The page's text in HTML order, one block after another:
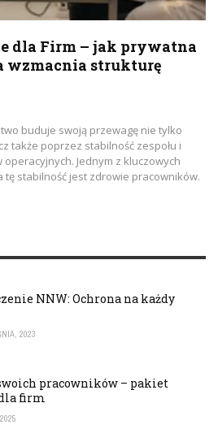
dla Firm – jak prywatna
wzmacnia strukturę
buduje swoją przewagę nie tylko
także poprzez stabilność zespołu i
Jednym z kluczowych
tę stabilność jest zdrowie pracowników.
NNW: Ochrona na każdy
2023
pracowników – pakiet
firm